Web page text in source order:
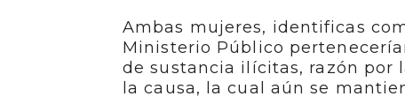
Ambas mujeres, identificas
Ministerio Público
de sustancia ilícitas, razón por
la causa, la cual aún se